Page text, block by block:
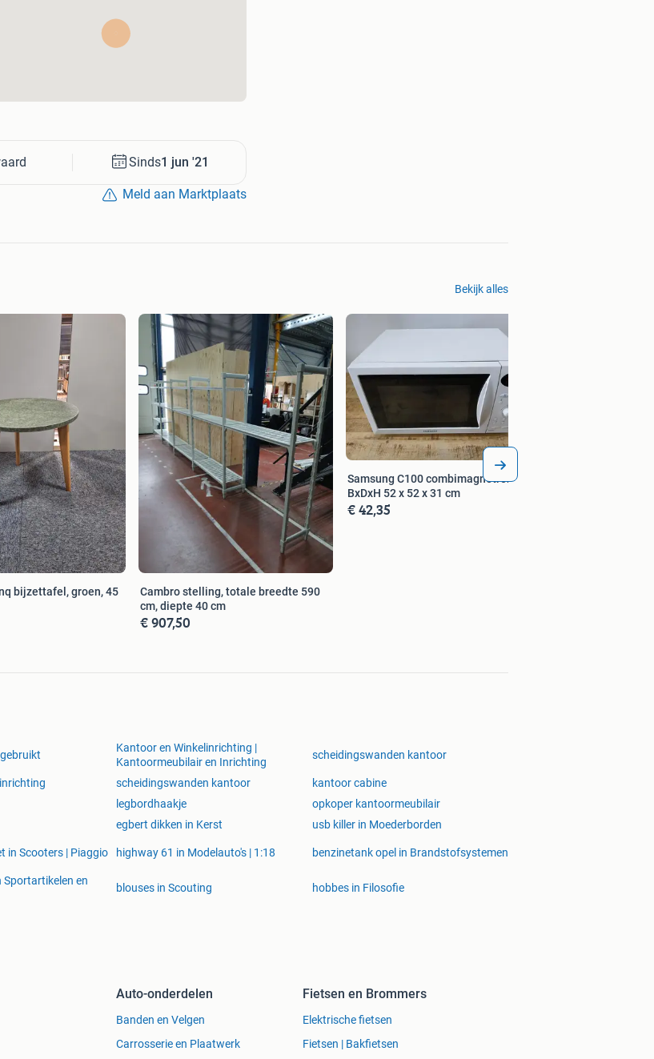
Sinds1 jun '21
Meld aan Marktplaats
Bekijk alles
bijzettafel, groen, 45
Cambro stelling, totale breedte 590
cm, diepte 40 cm
€ 907,50
Samsung C100 combimagnetron, wit,
BxDxH 52 x 52 x 31 cm
€ 42,35
Kantoor en Winkelinrichting |
Kantoormeubilair en Inrichting
scheidingswanden kantoor
scheidingswanden kantoor
kantoor cabine
legbordhaakje
opkoper kantoormeubilair
egbert dikken in Kerst
usb killer in Moederborden
in Scooters | Piaggio highway 61 in Modelauto's | 1:18 benzinetank opel in Brandstofsystemen
Sportartikelen en
blouses in Scouting hobbes in Filosofie
Auto-onderdelen
Banden en Velgen
Carrosserie en Plaatwerk
Fietsen en Brommers
Elektrische fietsen
Fietsen | Bakfietsen